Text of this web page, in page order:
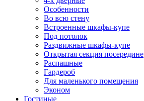
Особенности
Во всю стену
Встроенные шкафы-купе
Под потолок
Раздвижные шкафы-купе
Открытая секция посередине
Распашные
Гардероб
Для маленького помещения
Эконом
Гостиные